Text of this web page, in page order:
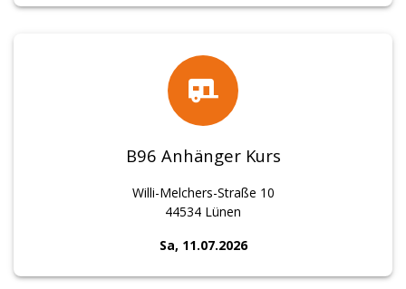
B96 Anhänger Kurs
Willi-Melchers-Straße 10
44534 Lünen
Sa, 11.07.2026